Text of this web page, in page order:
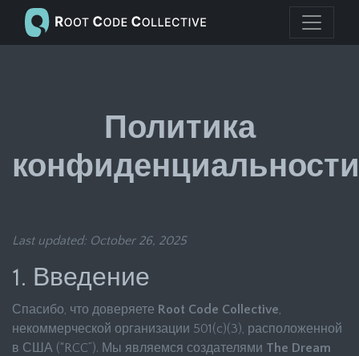
Политика
конфиденциальности
Last updated: October 26, 2025
1. Введение
Спасибо, что доверяете Root Code Collective,
некоммерческой организации 501(c)(3), расположенной
в США (“RCC”). Мы являемся создателями The Dream